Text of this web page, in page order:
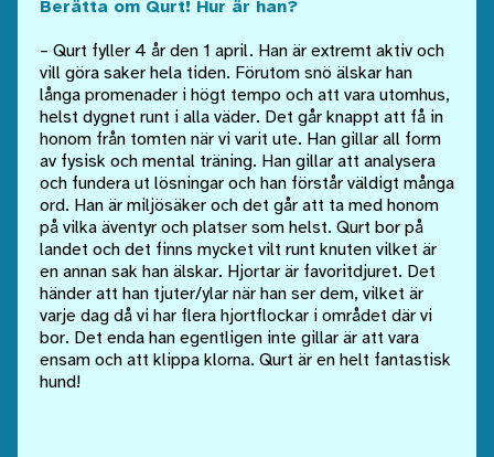
Berätta om Qurt! Hur är han?
– Qurt fyller 4 år den 1 april. Han är extremt aktiv och
vill göra saker hela tiden. Förutom snö älskar han
långa promenader i högt tempo och att vara utomhus,
helst dygnet runt i alla väder. Det går knappt att få in
honom från tomten när vi varit ute. Han gillar all form
av fysisk och mental träning. Han gillar att analysera
och fundera ut lösningar och han förstår väldigt många
ord. Han är miljösäker och det går att ta med honom
på vilka äventyr och platser som helst. Qurt bor på
landet och det finns mycket vilt runt knuten vilket är
en annan sak han älskar. Hjortar är favoritdjuret. Det
händer att han tjuter/ylar när han ser dem, vilket är
varje dag då vi har flera hjortflockar i området där vi
bor. Det enda han egentligen inte gillar är att vara
ensam och att klippa klorna. Qurt är en helt fantastisk
hund!